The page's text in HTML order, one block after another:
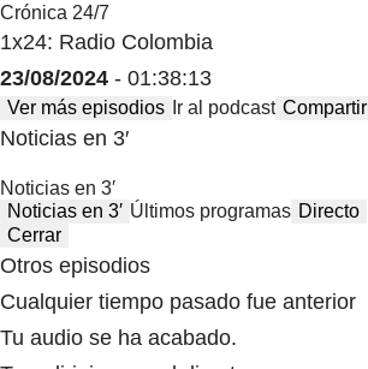
Crónica 24/7
1x24: Radio Colombia
23/08/2024 - 01:38:13
Ver más episodios Ir al podcast Compartir
Noticias en 3′
Noticias en 3′
Noticias en 3′ Últimos programas Directo
Cerrar
Otros episodios
Cualquier tiempo pasado fue anterior
Tu audio se ha acabado.